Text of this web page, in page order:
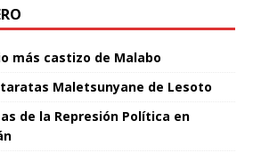
más castizo de Malabo
Maletsunyane de Lesoto
de la Represión Política en